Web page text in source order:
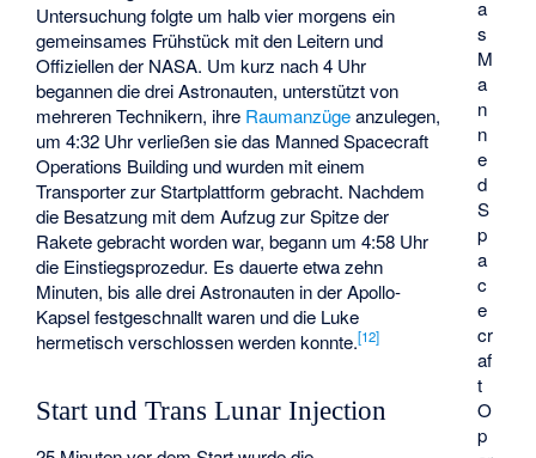
a
s
M
a
n
n
e
d
S
p
a
c
e
cr
af
t
O
p
Untersuchung folgte um halb vier morgens ein
gemeinsames Frühstück mit den Leitern und
Offiziellen der NASA. Um kurz nach 4 Uhr
begannen die drei Astronauten, unterstützt von
mehreren Technikern, ihre Raumanzügeanzulegen,
um 4:32 Uhr verließen sie das Manned Spacecraft
Operations Building und wurden mit einem
Transporter zur Startplattform gebracht. Nachdem
die Besatzung mit dem Aufzug zur Spitze der
Rakete gebracht worden war, begann um 4:58 Uhr
die Einstiegsprozedur. Es dauerte etwa zehn
Minuten, bis alle drei Astronauten in der Apollo-
Kapsel festgeschnallt waren und die Luke
hermetisch verschlossen werden konnte.[12]
Start und Trans Lunar Injection